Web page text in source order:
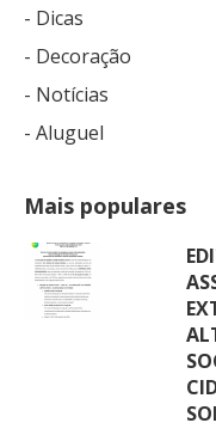
- Dicas
- Decoração
- Notícias
- Aluguel
Mais populares